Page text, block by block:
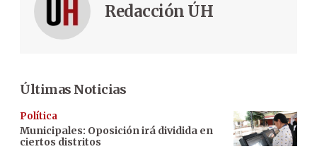
Redacción ÚH
Últimas Noticias
Política
Municipales: Oposición irá dividida en
ciertos distritos